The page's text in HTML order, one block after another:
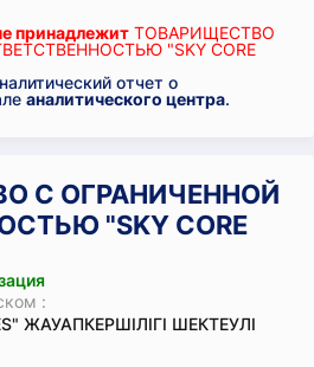
принадлежит ТОВАРИЩЕСТВО
"SKY CORE
отчет о
аналитического центра.
С ОГРАНИЧЕННОЙ
"SKY CORE
:
ЖАУАПКЕРШІЛІГІ ШЕКТЕУЛІ